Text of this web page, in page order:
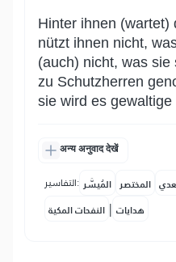
Hinter ihnen (wartet)
nützt ihnen nicht,
(auch) nicht, was sie
zu Schutzherren
sie wird es
अन्य अनुवाद देखें
التفاسير: المُيسَّر المختصر
النفحات المكية | هدايات